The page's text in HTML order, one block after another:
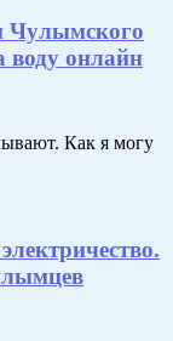
Чулымского
воду онлайн
Как я могу